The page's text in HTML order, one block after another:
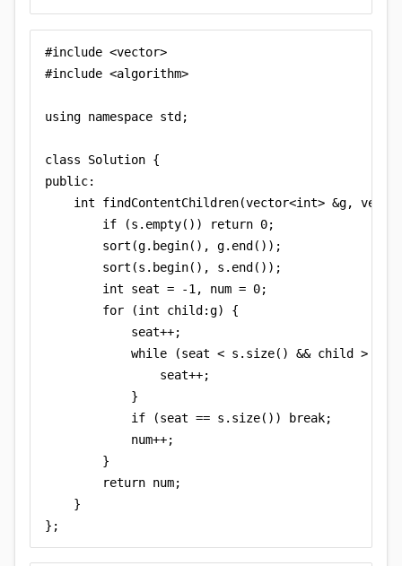
#include <vector>
#include <algorithm>
using namespace std;
class Solution {
public:
int findContentChildren(vector<int> &g,
        if (s.empty()) return 0;
        sort(g.begin(), g.end());
        sort(s.begin(), s.end());
        int seat = -1, num = 0;
        for (int child:g) {
            seat++;
while (seat < s.size() && child >
                seat++;
            }
            if (seat == s.size()) break;
            num++;
        }
        return num;
    }
};